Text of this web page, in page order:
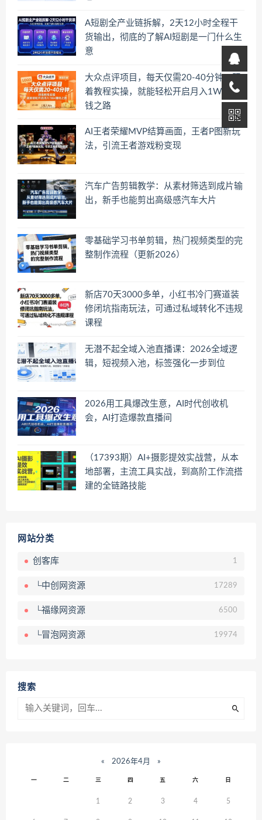
A短剧全产业链拆解，2天12小时全程干
货输出，彻底的了解AI短剧是一门什么生
意
大众点评项目，每天仅需20-40分钟，跟
着教程实操，就能轻松开启月入1W+賺
钱之路
AI王者荣耀MVP结算画面，王者P图新玩
法，引流王者游戏粉变现
汽车广告剪辑教学：从素材筛选到成片输
出，新手也能剪出高级感汽车大片
零基础学习书单剪辑，热门视频类型的完
整制作流程（更新2026）
新店70天3000多单，小红书冷门赛道装
修闭坑指南玩法，可通过私域转化不违规
课程
无潜不起全域入池直播课：2026全域逻
辑，短视频入池，标签强化一步到位
2026用工具爆改生意，AI时代创收机
会，AI打造爆款直播间
（17393期）AI+摄影提效实战营，从本
地部署，主流工具实战，到高阶工作流搭
建的全链路技能
网站分类
创客库 1
└中创网资源 17289
└福缘网资源 6500
└冒泡网资源 19974
搜索
« 2026年4月 »
一 二 三 四 五 六 日
1 2 3 4 5